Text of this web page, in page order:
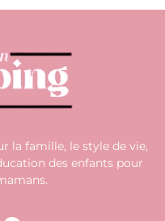
la famille, le style de vie,
des enfants pour